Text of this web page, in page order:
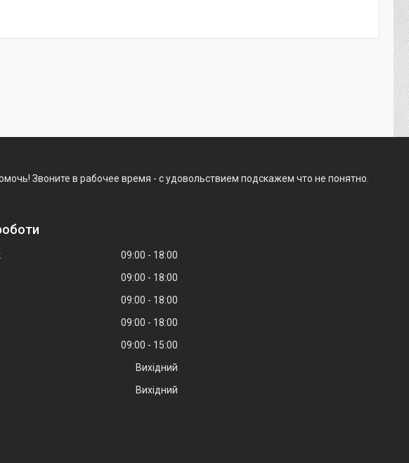
Звоните в рабочее время - с удовольствием подскажем что не понятно.
09:00
18:00
09:00
18:00
09:00
18:00
09:00
18:00
09:00
15:00
Вихідний
Вихідний